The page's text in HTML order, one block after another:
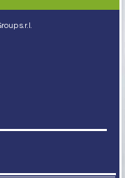
s.r.l.